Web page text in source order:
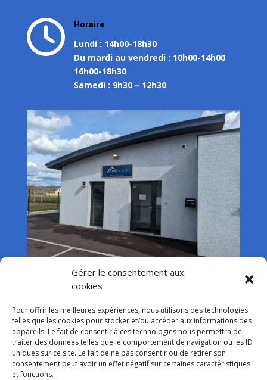
Gérer le consentement aux
cookies
Pour offrir les meilleures expériences, nous utilisons des technologies
telles que les cookies pour stocker et/ou accéder aux informations des
appareils. Le fait de consentir à ces technologies nous permettra de
traiter des données telles que le comportement de navigation ou les ID
uniques sur ce site. Le fait de ne pas consentir ou de retirer son
consentement peut avoir un effet négatif sur certaines caractéristiques
et fonctions.
 Horaire
Lundi : 14h00-18h30
Du mardi au vendredi : 10h00-14h00
16h00-18h30
Samedi : 9h30 – 12h30